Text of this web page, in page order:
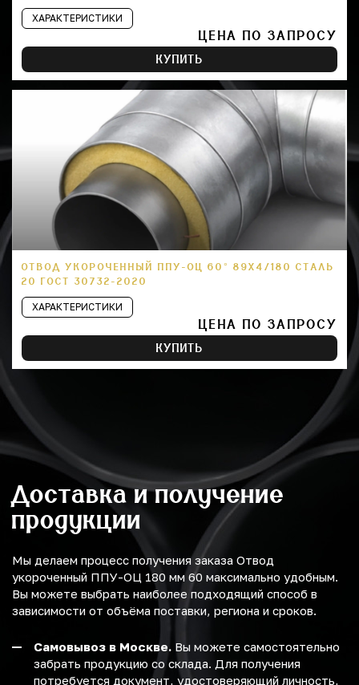
ХАРАКТЕРИСТИКИ
ЦЕНА ПО ЗАПРОСУ
КУПИТЬ
ОТВОД УКОРОЧЕННЫЙ ППУ-ОЦ 60° 89Х4/180 СТАЛЬ
20 ГОСТ 30732-2020
ХАРАКТЕРИСТИКИ
ЦЕНА ПО ЗАПРОСУ
КУПИТЬ
Доставка и получение
продукции
Мы делаем процесс получения заказа Отвод
укороченный ППУ-ОЦ 180 мм 60 максимально удобным.
Вы можете выбрать наиболее подходящий способ в
зависимости от объёма поставки, региона и сроков.
Самовывоз в Москве. Вы можете самостоятельно
забрать продукцию со склада. Для получения
потребуется документ, удостоверяющий личность,